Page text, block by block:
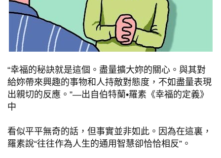
“幸福的秘訣就是這個。盡量擴大妳的關心。與其對
給妳帶來興趣的事物和人持敵對態度，不如盡量表現
出親切的反應。”―出自伯特蘭•羅素《幸福的定義》
中
看似平平無奇的話，但事實並非如此。因為在這裏，
羅素說“往往作為人生的通用智慧卻恰恰相反”。